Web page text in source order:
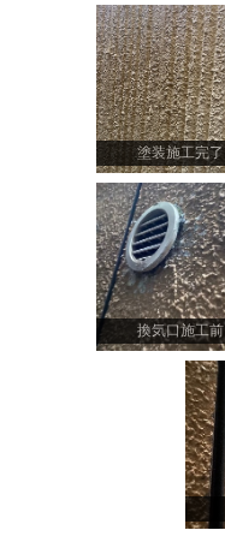
塗装施工完了
換気口施工前